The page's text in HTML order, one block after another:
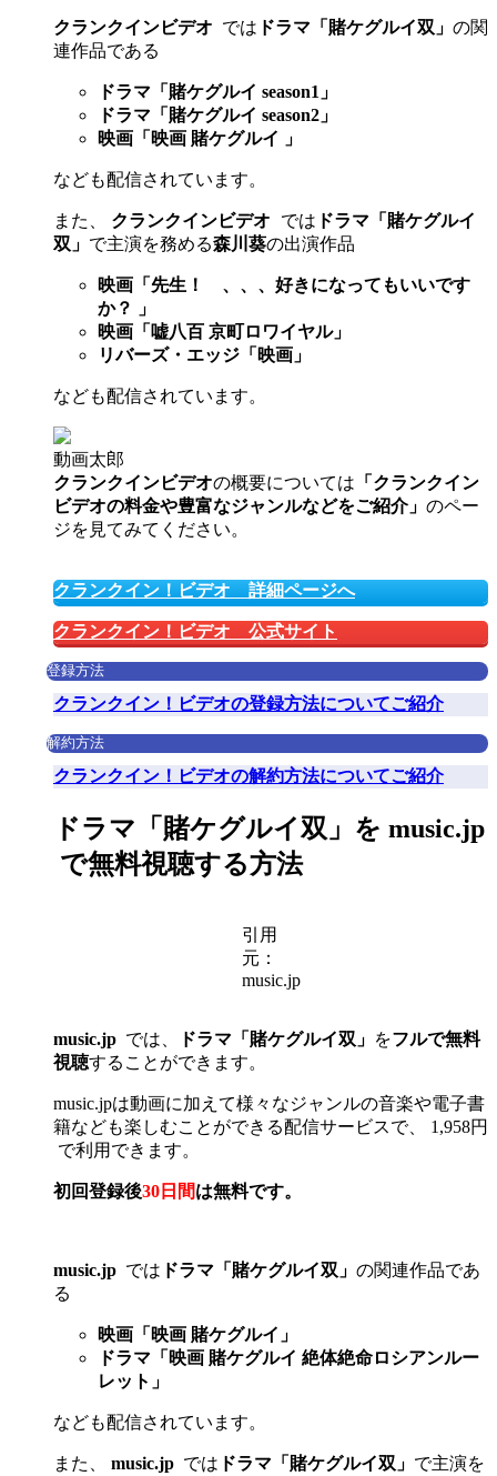
クランクインビデオ では ドラマ「賭ケグルイ双」 の関
連作品である
ドラマ「賭ケグルイ season1」
ドラマ「賭ケグルイ season2」
映画「映画 賭ケグルイ 」
なども配信されています。
また、 クランクインビデオ では ドラマ「賭ケグルイ
双」 で主演を務める森川葵の出演作品
映画「先生！ 、、、好きになってもいいです
か？ 」
映画「嘘八百 京町ロワイヤル」
リバーズ・エッジ「映画」
なども配信されています。
動画太郎
クランクインビデオの概要については 「クランクイン
ビデオの料金や豊富なジャンルなどをご紹介」 のペー
ジを見てみてください。
クランクイン！ビデオ 詳細ページへ
クランクイン！ビデオ 公式サイト
登録方法
クランクイン！ビデオの登録方法についてご紹介
解約方法
クランクイン！ビデオの解約方法についてご紹介
ドラマ「賭ケグルイ双」を music.jp
で無料視聴する方法
引用
元：
music.jp
music.jp では、 ドラマ「賭ケグルイ双」 をフルで無料
視聴することができます。
music.jpは動画に加えて様々なジャンルの音楽や電子書
籍なども楽しむことができる配信サービスで、 1,958円
で利用できます。
初回登録後30日間は無料です。
music.jp では ドラマ「賭ケグルイ双」 の関連作品であ
る
映画「映画 賭ケグルイ」
ドラマ「映画 賭ケグルイ 絶体絶命ロシアンルー
レット」
なども配信されています。
また、 music.jp では ドラマ「賭ケグルイ双」 で主演を